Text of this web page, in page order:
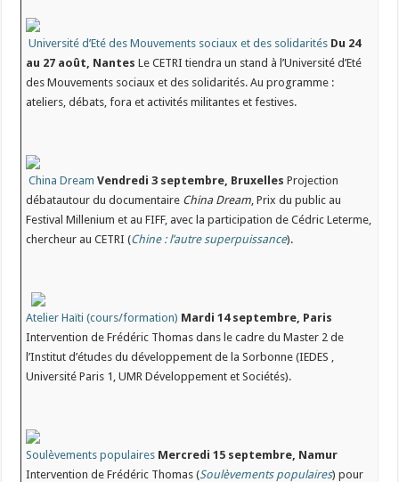
Université d’Eté des Mouvements sociaux et des solidarités Du 24
au 27 août, Nantes Le CETRI tiendra un stand à l’Université d’Eté
des Mouvements sociaux et des solidarités. Au programme :
ateliers, débats, fora et activités militantes et festives.
China Dream Vendredi 3 septembre, Bruxelles Projection
débatautour du documentaire China Dream, Prix du public au
Festival Millenium et au FIFF, avec la participation de Cédric Leterme,
chercheur au CETRI (Chine : l’autre superpuissance).
Atelier Haïti (cours/formation) Mardi 14 septembre, Paris
Intervention de Frédéric Thomas dans le cadre du Master 2 de
l’Institut d’études du développement de la Sorbonne (IEDES ,
Université Paris 1, UMR Développement et Sociétés).
Soulèvements populaires Mercredi 15 septembre, Namur
Intervention de Frédéric Thomas (Soulèvements populaires) pour